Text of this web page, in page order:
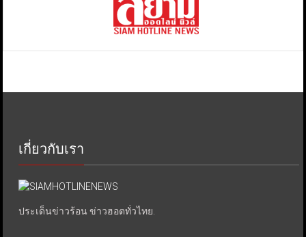
เกี่ยวกับเรา
ประเด็นข่าวร้อน ข่าวฮอตทั่วไทย.